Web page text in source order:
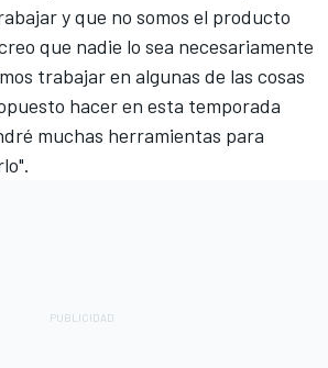
y que no somos el producto
que nadie lo sea necesariamente
trabajar en algunas de las cosas
hacer en esta temporada
muchas herramientas para